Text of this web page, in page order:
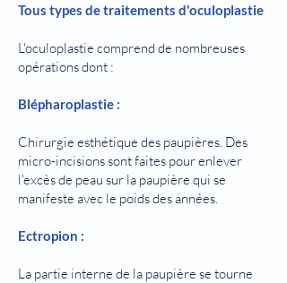
Tous types de traitements d'oculoplastie
L'oculoplastie comprend de nombreuses
opérations dont :
Blépharoplastie :
Chirurgie esthétique des paupières. Des
micro-incisions sont faites pour enlever
l'excès de peau sur la paupière qui se
manifeste avec le poids des années.
Ectropion :
La partie interne de la paupière se tourne